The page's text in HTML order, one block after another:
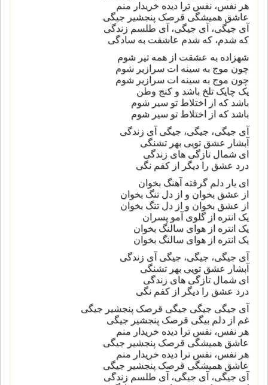
هر نفس، نفس ترا دیده خریدار منم
عاشق همیشگی قرصک پنجشیر جیگی
آی جیگی، آی جیگی، آی طلسم زندگی
که شدم، که شدم عاشقت به سادگی
شهزاده به عشقت از همه تیر شوم
چون موج به سینه ات سرازیر شوم
چون موج به سینه ات سرازیر شوم
یک چایک تلخ باشد و کنج وطن
باشد که از اختلاط تو سیر شوم
باشد که از اختلاط تو سیر شوم
آی جیگی، جیگی، جیگی آی زندگی
آبشار عشق تویی بهر تشنگی
ای شمال تازگی های زندگی
درد عشق را دیگر از کفم نگی
ای یار دلم گرفته آهنگ بخوان
از عشق بخوان و از دل تنگ بخوان
از عشق بخوان و از دل تنگ بخوان
یک انتره از گلوی آمو پسران
یک انتره از هوای سالنگ بخوان
یک انتره از هوای سالنگ بخوان
آی جیگی، جیگی، جیگی آی زندگی
آبشار عشق تویی بهر تشنگی
ای شمال تازگی های زندگی
درد عشق را دیگر از کفم نگی
آی جیگی جیگی جیگی قرصک پنجشیر جیگی
غم از دلم بیگی قرصک پنجشیر جیگی
هر نفس، نفس ترا دیده خریدار منم
عاشق همیشگی قرصک پنجشیر جیگی
هر نفس، نفس ترا دیده خریدار منم
عاشق همیشگی قرصک پنجشیر جیگی
آی جیگی، آی جیگی، آی طلسم زندگی